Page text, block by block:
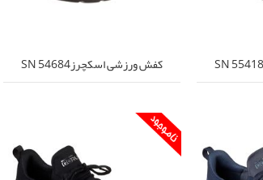
کفش ورزشی اسکچرزSN 54684